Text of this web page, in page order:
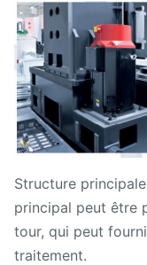
Structure
principal peut être
tour, qui peut
traitement.